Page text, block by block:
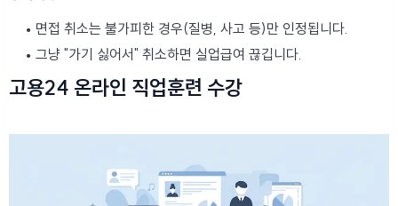
면접 취소는 불가피한 경우(질병, 사고 등)만 인정됩니다.
그냥 "가기 싫어서" 취소하면 실업급여 끊깁니다.
고용24 온라인 직업훈련 수강